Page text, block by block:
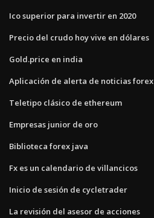
Ico superior para invertir en 2020
Precio del crudo hoy vive en dólares
Gold.price en india
Aplicación de alerta de noticias forex
Teletipo clásico de ethereum
Empresas junior de oro
Biblioteca forex java
Fx es un calendario de villancicos
Inicio de sesión de cycletrader
La revisión del asesor de acciones